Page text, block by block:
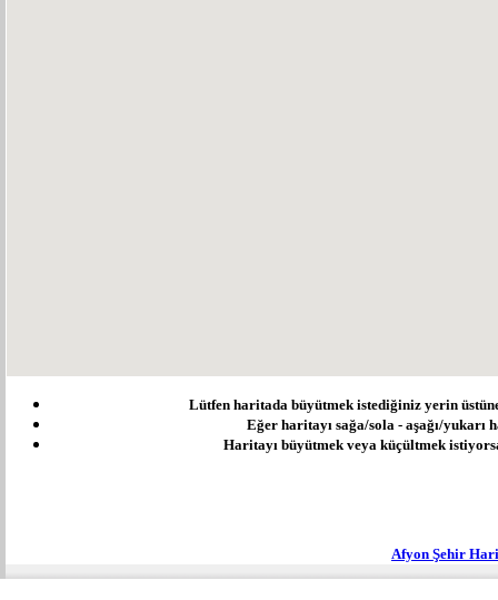
Lütfen haritada büyütmek istediğiniz yerin
Eğer haritayı sağa/sola - aşağı/
Haritayı büyütmek veya küçültmek
Afyon Şehir